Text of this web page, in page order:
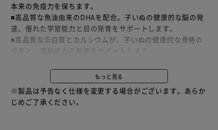
本来の免疫力を保ちます。
■高品質な魚油由来のDHAを配合。子いぬの健康的な脳の発
達、優れた学習能力と目の発育をサポートします。
■高品質な蛋白質とカルシウムが、子いぬの健康的な骨格の
かり吸収。さらに食物繊維を配合し、健康的な便に配慮して
■成長期の子いぬの健康な筋肉の発達や、良好な体調と理想
的な体重を維持するために欠かせない成分である高品質な蛋
もっと見る
※製品は予告なく仕様を変更する場合がございます。あらか
じめご了承ください。